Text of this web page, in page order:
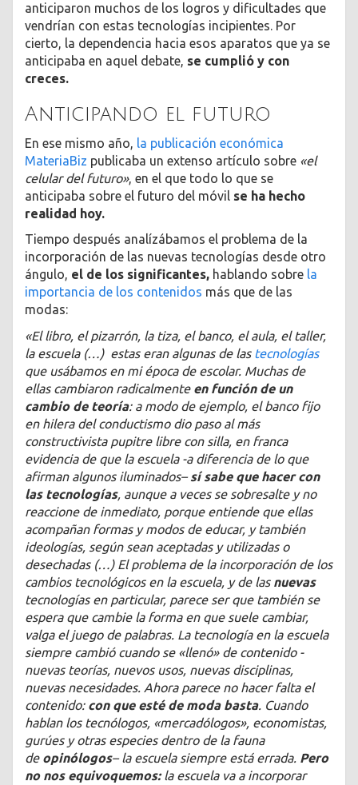
anticiparon muchos de los logros y dificultades que
vendrían con estas tecnologías incipientes. Por
cierto, la dependencia hacia esos aparatos que ya se
anticipaba en aquel debate, se cumplió y con
creces.
Anticipando el futuro
En ese mismo año,
la publicación económica
MateriaBiz publicaba un extenso artículo sobre «el
celular del futuro», en el que todo lo que se
anticipaba sobre el futuro del móvil se ha hecho
realidad hoy.
Tiempo después analízábamos el problema de la
incorporación de las nuevas tecnologías desde otro
ángulo, el de los significantes, hablando sobre la
importancia de los contenidos más que de las
modas:
«El libro, el pizarrón, la tiza, el banco, el aula, el taller,
la escuela (…) estas eran algunas de las tecnologías
que usábamos en mi época de escolar. Muchas de
ellas cambiaron radicalmente en función de un
cambio de teoría: a modo de ejemplo, el banco fijo
en hilera del conductismo dio paso al más
constructivista pupitre libre con silla, en franca
evidencia de que la escuela -a diferencia de lo que
afirman algunos iluminados– sí sabe que hacer con
las tecnologías, aunque a veces se sobresalte y no
reaccione de inmediato, porque entiende que ellas
acompañan formas y modos de educar, y también
ideologías, según sean aceptadas y utilizadas o
desechadas (…) El problema de la incorporación de los
cambios tecnológicos en la escuela, y de las nuevas
tecnologías en particular, parece ser que también se
espera que cambie la forma en que suele cambiar,
valga el juego de palabras. La tecnología en la escuela
siempre cambió cuando se «llenó» de contenido -
nuevas teorías, nuevos usos, nuevas disciplinas,
nuevas necesidades. Ahora parece no hacer falta el
contenido: con que esté de moda basta. Cuando
hablan los tecnólogos, «mercadólogos», economistas,
gurúes y otras especies dentro de la fauna
de opinólogos– la escuela siempre está errada. Pero
no nos equivoquemos:la escuela va a incorporar